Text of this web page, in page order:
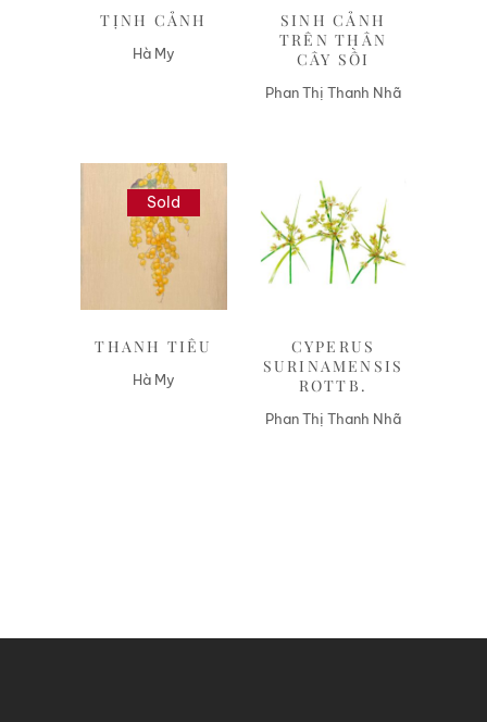
TỊNH CẢNH
Hà My
SINH CẢNH
TRÊN THÂN
CÂY SỒI
Phan Thị Thanh Nhã
Sold
Liên hệ
THANH TIÊU
Hà My
Liên hệ
CYPERUS
SURINAMENSIS
ROTTB.
Phan Thị Thanh Nhã